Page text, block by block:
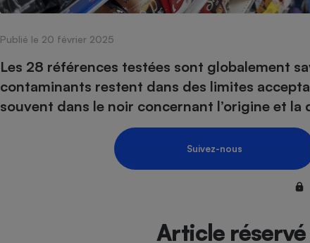
Publié le 20 février 2025
Les 28 références testées sont globalement
contaminants restent dans des limites
souvent dans le noir concernant l’origine et
Suivez-nous
Article
Complément
alimentaire
Assurance
Petit
Internet
Téléviseur
Mutuelle